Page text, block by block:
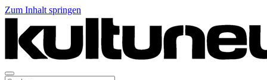
Zum Inhalt springen